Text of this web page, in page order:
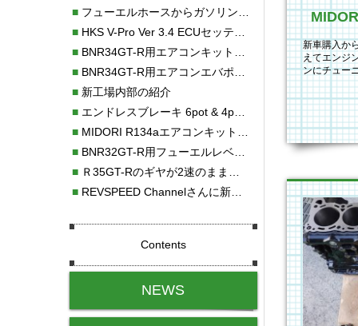
新車購入か
えてエンジ
ンにチュー
ームも奇
■フューエルホースからガソリン漏れ
■HKS V-Pro Ver 3.4 ECUセッティング
■BNR34GT-R用エアコンキット新発売！！
■BNR34GT-R用エアコンエバポレーターを新発売！！
■新工場内部の紹介
■エンドレスブレーキ 6pot & 4potオーバーホール
■MIDORI R134aエアコンキットタイプⅡ取り付け
■BNR32GT-R用フューエルレベルセンサー新発売！！
■Ｒ35GT-Rのギヤが2速のまま変速しない！！
■REVSPEED Channelさんに新社屋を紹介していただきました!!
Contents
NEWS